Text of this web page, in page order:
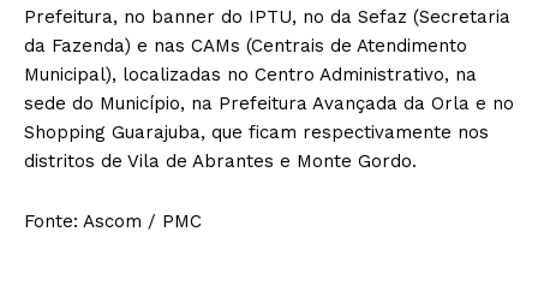
Prefeitura, no banner do IPTU, no da Sefaz (Secretaria
da Fazenda) e nas CAMs (Centrais de Atendimento
Municipal), localizadas no Centro Administrativo, na
sede do Município, na Prefeitura Avançada da Orla e no
Shopping Guarajuba, que ficam respectivamente nos
distritos de Vila de Abrantes e Monte Gordo.
Fonte: Ascom / PMC